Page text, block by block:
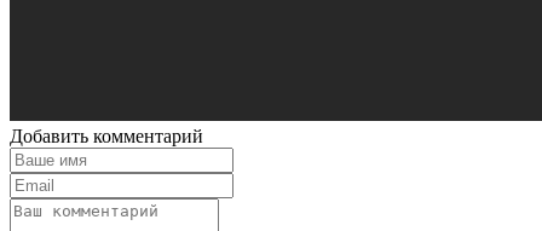
Добавить комментарий